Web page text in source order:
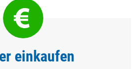
einkaufen